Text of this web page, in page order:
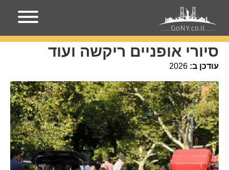
עמוד הבית מקומות בניו-יורק
סיורי אופניים ריקשה ועוד
עודכן ב: 2026